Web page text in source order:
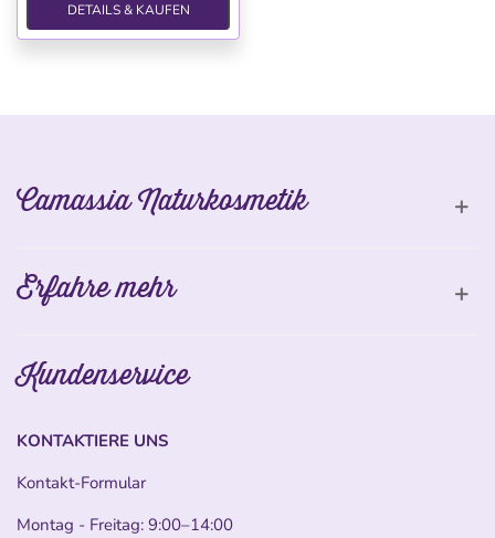
DETAILS & KAUFEN
Camassia Naturkosmetik
Erfahre mehr
Kundenservice
KONTAKTIERE UNS
Kontakt-Formular
Montag - Freitag: 9:00–14:00